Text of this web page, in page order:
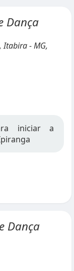
Dança
, Itabira - MG,
iniciar a
Dança